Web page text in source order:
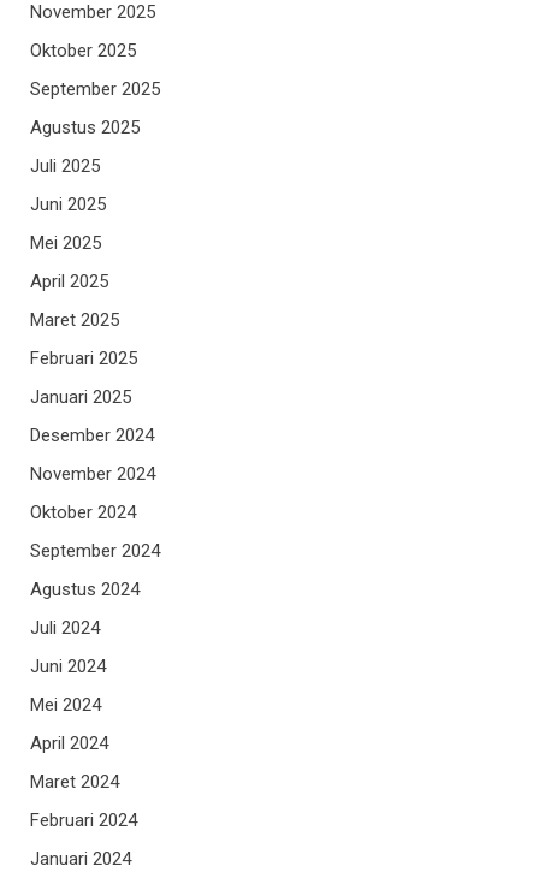
November 2025
Oktober 2025
September 2025
Agustus 2025
Juli 2025
Juni 2025
Mei 2025
April 2025
Maret 2025
Februari 2025
Januari 2025
Desember 2024
November 2024
Oktober 2024
September 2024
Agustus 2024
Juli 2024
Juni 2024
Mei 2024
April 2024
Maret 2024
Februari 2024
Januari 2024